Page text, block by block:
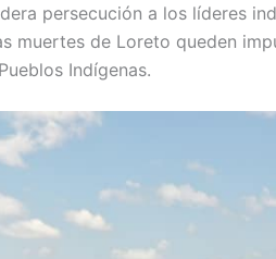
persecución a los líderes
muertes de Loreto queden
Indígenas.